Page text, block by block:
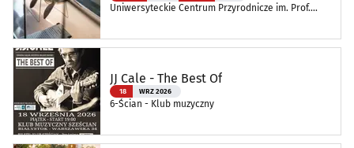
Uniwersyteckie Centrum Przyrodnicze im. Prof.
JJ Cale - The Best Of
18 WRZ 2026
6-Ścian - Klub muzyczny